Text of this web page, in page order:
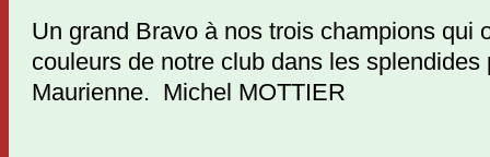
Un grand Bravo à nos trois champions qui
couleurs de notre club dans les splendides
Maurienne. Michel MOTTIER